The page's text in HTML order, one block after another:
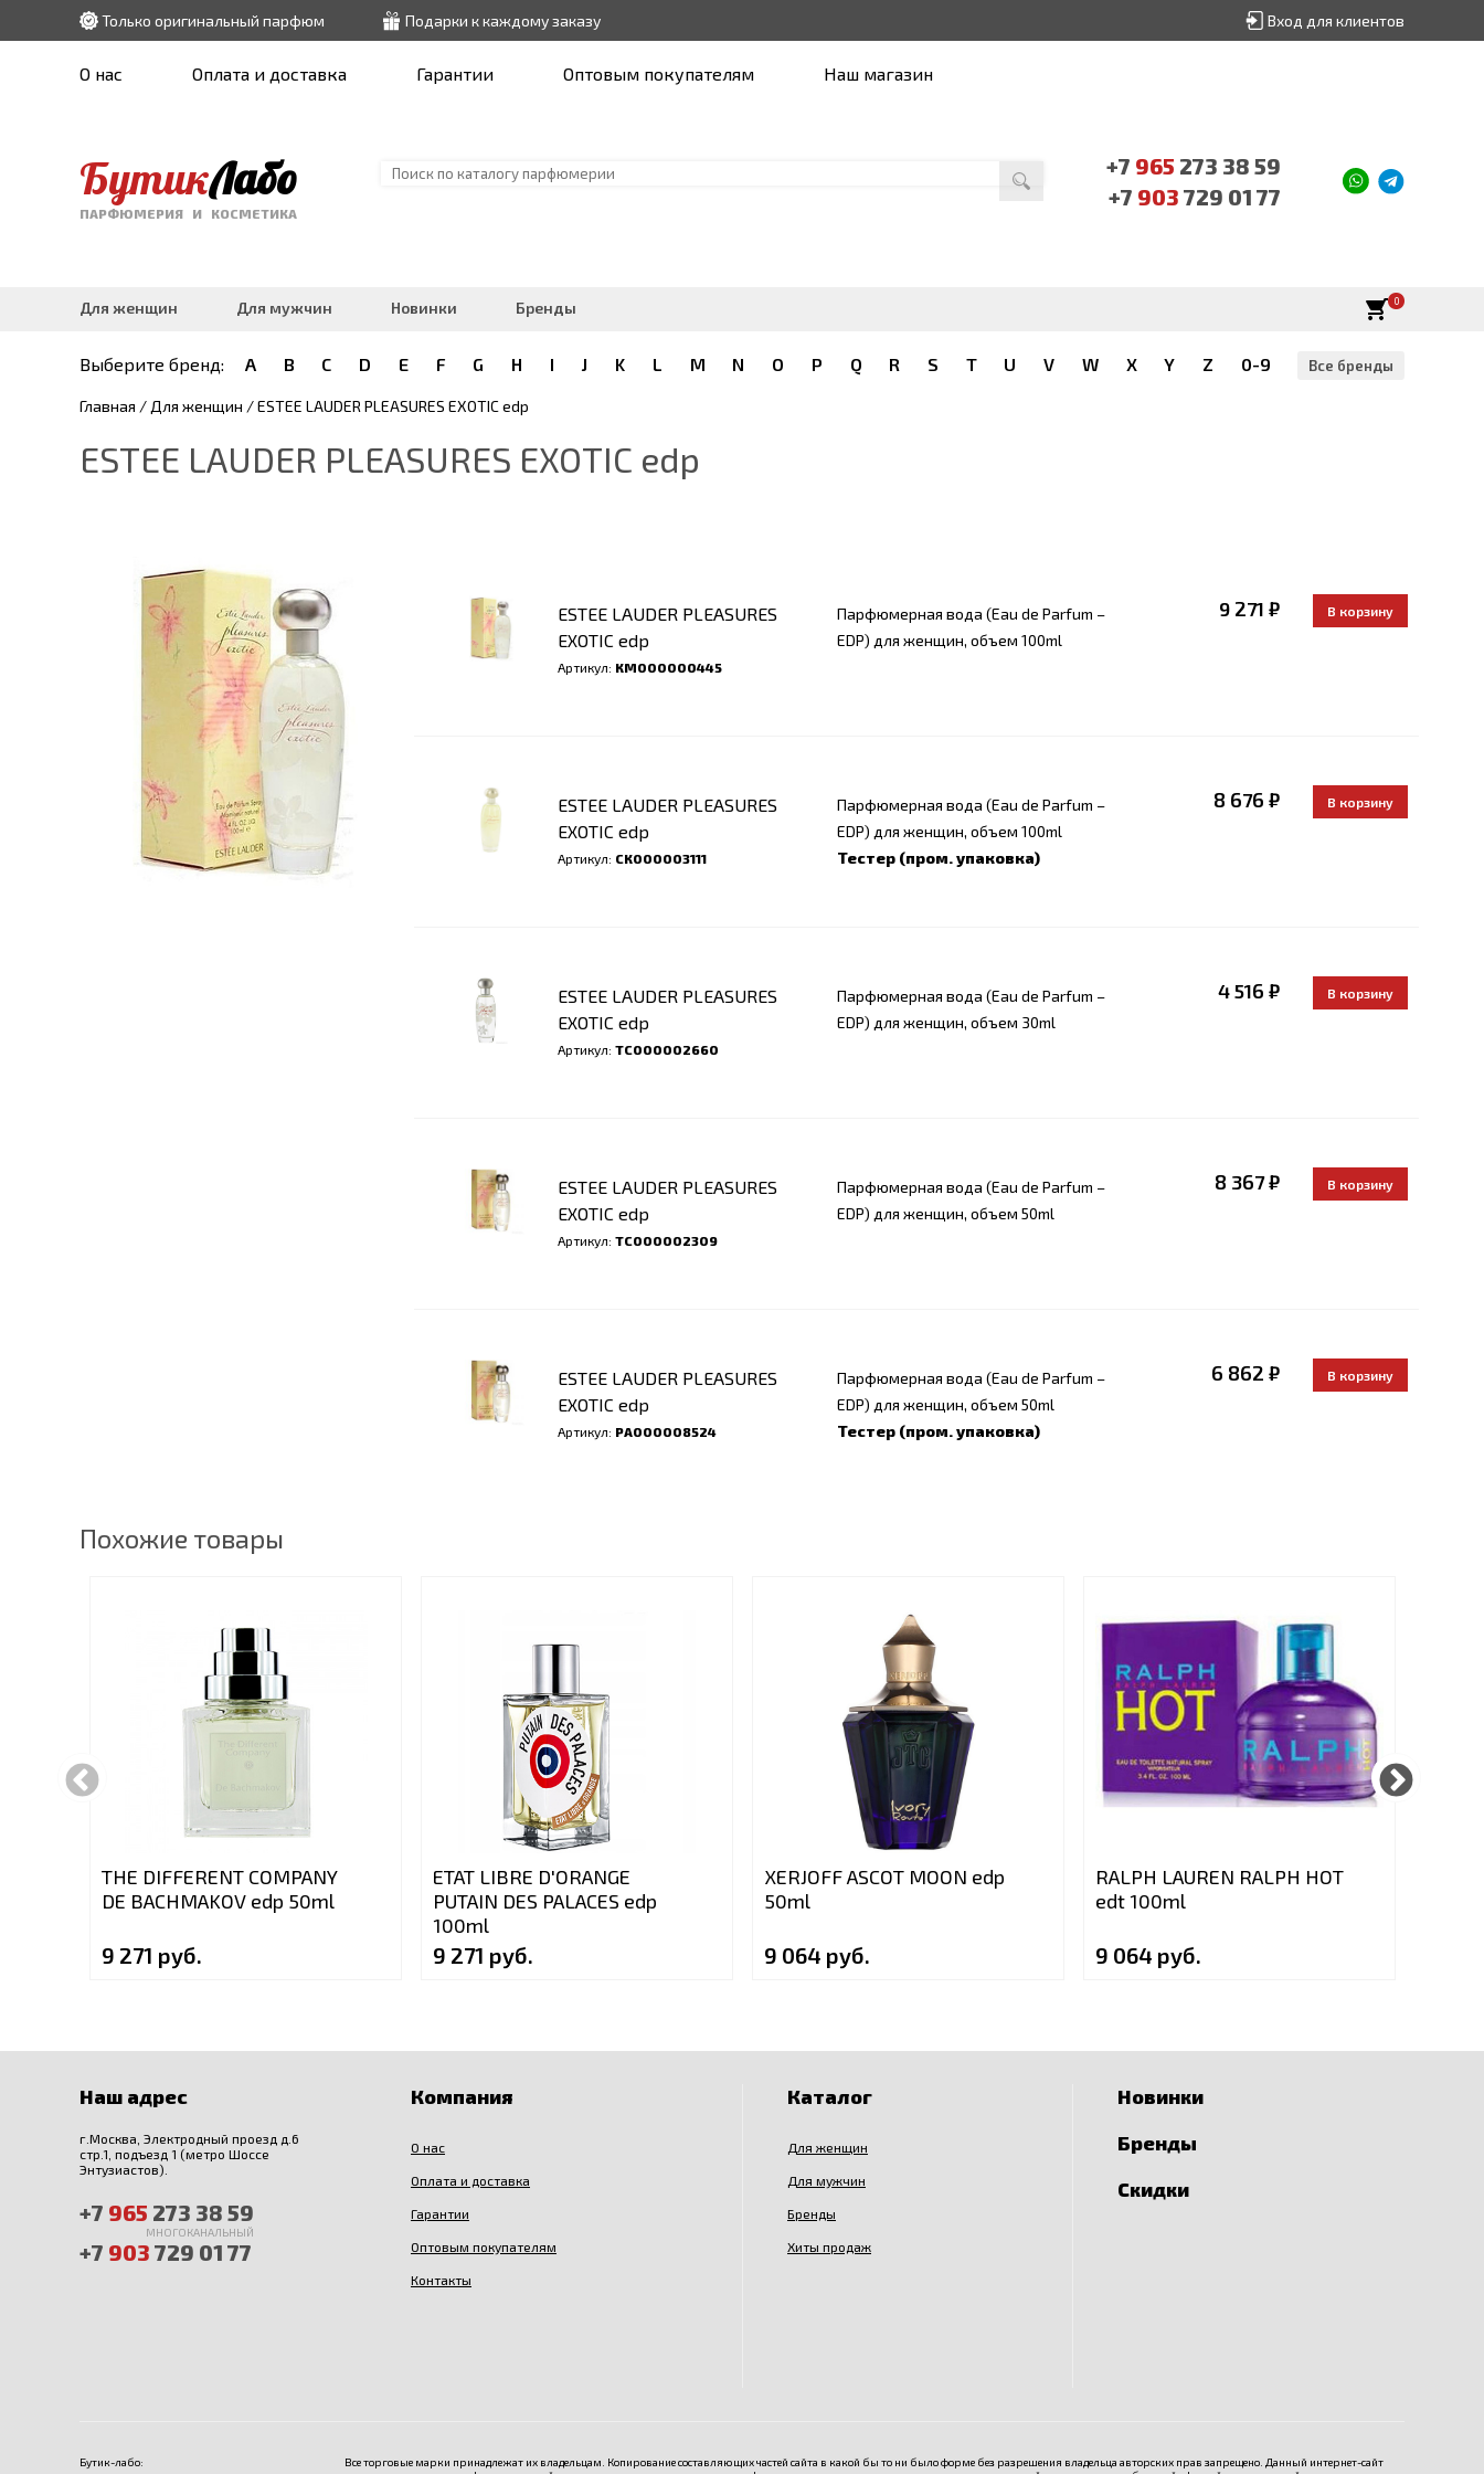
Только оригинальный парфюм Подарки к каждому заказу Вход для клиентов
О нас Оплата и доставка Гарантии Оптовым покупателям Наш магазин
БутикЛабо
ПАРФЮМЕРИЯ И КОСМЕТИКА
+7 965 273 38 59
+7 903 729 01 77
Для женщин Для мужчин Новинки Бренды 0
Выберите бренд: A B C D E F G H I J K L M N O P Q R S T U V W X Y Z 0-9 Все бренды
Главная / Для женщин / ESTEE LAUDER PLEASURES EXOTIC edp
ESTEE LAUDER PLEASURES EXOTIC edp
ESTEE LAUDER PLEASURES
EXOTIC edp
Артикул: КМ000000445
Парфюмерная вода (Eau de Parfum –
EDP) для женщин, объем 100ml
9 271 ₽
ESTEE LAUDER PLEASURES
EXOTIC edp
Артикул: СК000003111
Парфюмерная вода (Eau de Parfum –
EDP) для женщин, объем 100ml
Тестер (пром. упаковка)
8 676 ₽
ESTEE LAUDER PLEASURES
EXOTIC edp
Артикул: ТС000002660
Парфюмерная вода (Eau de Parfum –
EDP) для женщин, объем 30ml
4 516 ₽
ESTEE LAUDER PLEASURES
EXOTIC edp
Артикул: ТС000002309
Парфюмерная вода (Eau de Parfum –
EDP) для женщин, объем 50ml
8 367 ₽
ESTEE LAUDER PLEASURES
EXOTIC edp
Артикул: РА000008524
Парфюмерная вода (Eau de Parfum –
EDP) для женщин, объем 50ml
Тестер (пром. упаковка)
6 862 ₽
Похожие товары
THE DIFFERENT COMPANY
DE BACHMAKOV edp 50ml
9 271 руб.
ETAT LIBRE D'ORANGE
PUTAIN DES PALACES edp
100ml
9 271 руб.
XERJOFF ASCOT MOON edp
50ml
9 064 руб.
RALPH LAUREN RALPH HOT
edt 100ml
9 064 руб.
Наш адрес
г.Москва, Электродный проезд д.6
стр.1, подъезд 1 (метро Шоссе
Энтузиастов).
+7 965 273 38 59
МНОГОКАНАЛЬНЫЙ
+7 903 729 01 77
Компания
О нас
Оплата и доставка
Гарантии
Оптовым покупателям
Контакты
Каталог
Для женщин
Для мужчин
Бренды
Хиты продаж
Новинки
Бренды
Скидки
Бутик-лабо:
Все торговые марки принадлежат их владельцам. Копирование составляющих частей сайта в какой бы то ни было форме без разрешения владельца авторских прав запрещено. Данный интернет-сайт